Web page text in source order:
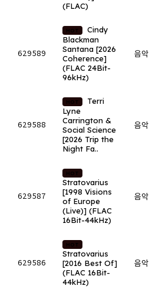
(FLAC)
629589
HOT
Cindy
Blackman
Santana [2026
Coherence]
(FLAC 24Bit-
96kHz)
음악
629588
HOT
Terri
Lyne
Carrington &
Social Science
[2026 Trip the
Night Fa..
음악
629587
HOT
Stratovarius
[1998 Visions
of Europe
(Live)] (FLAC
16Bit-44kHz)
음악
629586
HOT
Stratovarius
[2016 Best Of]
(FLAC 16Bit-
44kHz)
음악